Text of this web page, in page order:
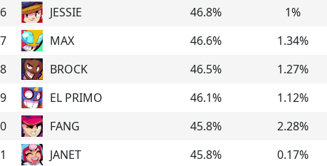
JESSIE 46.8% 1%
MAX 46.6% 1.34%
BROCK 46.5% 1.27%
EL PRIMO 46.1% 1.12%
FANG 45.8% 2.28%
JANET 45.8% 0.17%